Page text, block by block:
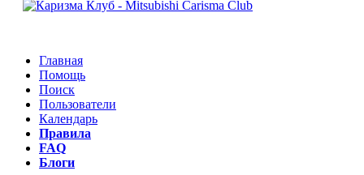
Главная
Помощь
Поиск
Пользователи
Календарь
Правила
FAQ
Блоги